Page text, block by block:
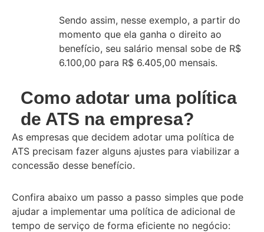
Sendo assim, nesse exemplo, a partir do
momento que ela ganha o direito ao
benefício, seu salário mensal sobe de R$
6.100,00 para R$ 6.405,00 mensais.
Como adotar uma política
de ATS na empresa?
As empresas que decidem adotar uma política de
ATS precisam fazer alguns ajustes para viabilizar a
concessão desse benefício.
Confira abaixo um passo a passo simples que pode
ajudar a implementar uma política de adicional de
tempo de serviço de forma eficiente no negócio: